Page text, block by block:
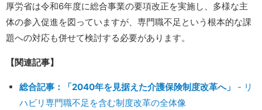
厚労省は令和6年度に総合事業の要項改正を実施し、多様な主
体の参入促進を図っていますが、専門職不足という根本的な課
題への対応も併せて検討する必要があります。
【関連記事】
総合記事：「2040年を見据えた介護保険制度改革へ」
- リ
ハビリ専門職不足を含む制度改革の全体像